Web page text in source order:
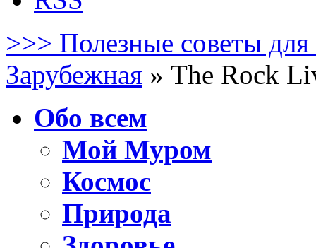
>>> Полезные советы для
Зарубежная » The Rock
Обо всем
Мой Муром
Космос
Природа